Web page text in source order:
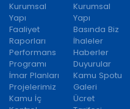
Kurumsal
Yapı
Faaliyet
Raporları
Performans
Programı
İmar Planları
Projelerimiz
Kamu İç
Kurumsal
Yapı
Basında Biz
İhaleler
Haberler
Duyurular
Kamu Spotu
Galeri
Ücret